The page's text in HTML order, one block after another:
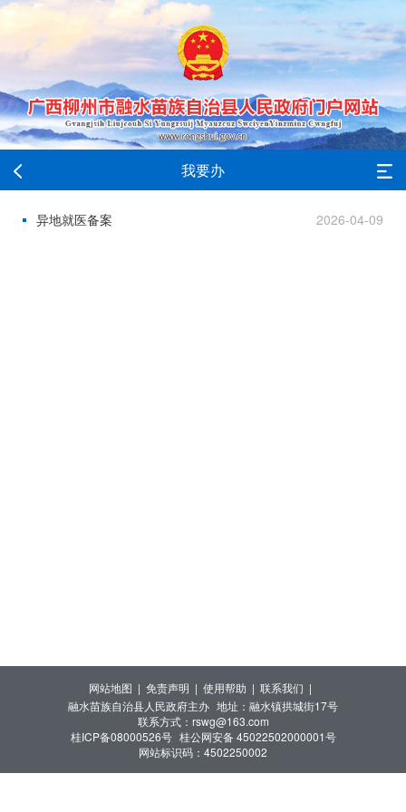
我要办
异地就医备案 2026-04-09
网站地图 | 免责声明 | 使用帮助 | 联系我们 |
融水苗族自治县人民政府主办 地址：融水镇拱城街17号
联系方式：rswg@163.com
桂ICP备08000526号 桂公网安备 45022502000001号
网站标识码：4502250002